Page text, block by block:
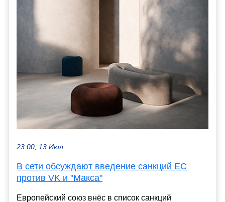
23:00, 13 Июл
В сети обсуждают введение санкций ЕС
против VK и "Макса"
Европейский союз внёс в список санкций